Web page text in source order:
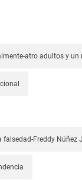
atro adultos y un
Freddy Núñez